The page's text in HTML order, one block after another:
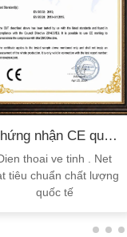
nhận CE quốc
tế
thoai ve tinh . Net
tiêu chuẩn chất lượng
quốc tế